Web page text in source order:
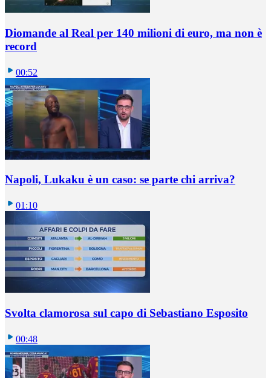
Diomande al Real per 140 milioni di euro, ma non è
record
00:52
Napoli, Lukaku è un caso: se parte chi arriva?
01:10
Svolta clamorosa sul capo di Sebastiano Esposito
00:48